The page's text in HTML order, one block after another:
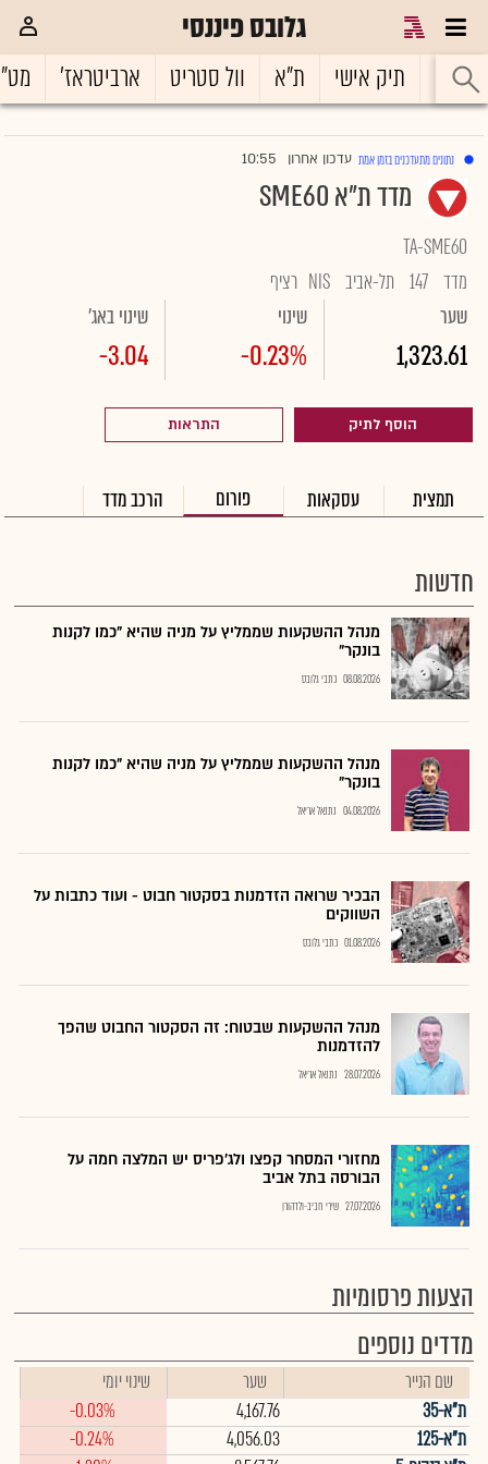
גלובס פיננסי
ראשי תיק אישי ת"א וול סטריט ארביטראז'
נתונים מתעדכנים בזמן אמת |עדכון אחרון 10:55
מדד ת"א SME60
TA-SME60
מדד 147 תל-אביב NIS רציף
שער
1,323.61
שינוי
-0.23%
שינוי באג'
-3.04
הוסף לתיק התראות
תמצית עסקאות פורום הרכב מדד
חדשות
מנהל ההשקעות שממליץ על מניה שהיא "כמו לקנות
בונקר"
08.08.2026 כתבי גלובס
מנהל ההשקעות שממליץ על מניה שהיא "כמו לקנות
בונקר"
04.08.2026 נתנאל אריאל
הבכיר שרואה הזדמנות בסקטור חבוט - ועוד כתבות על
השווקים
01.08.2026 כתבי גלובס
מנהל ההשקעות שבטוח: זה הסקטור החבוט שהפך
להזדמנות
28.07.2026 נתנאל אריאל
מחזורי המסחר קפצו ולג'פריס יש המלצה חמה על
הבורסה בתל אביב
27.07.2026 שירי חביב-ולדהורן
הצעות פרסומיות
מדדים נוספים
שם הנייר שער
שינוי יומי
ת"א-35
4,167.76
-0.03%
ת"א-125
4,056.03
-0.24%